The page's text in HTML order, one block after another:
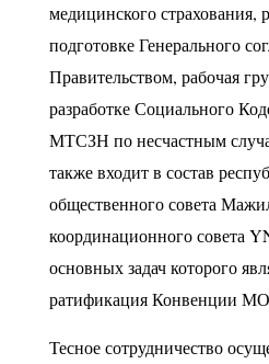
медицинского страхования,
подготовке Генерального
Правительством, рабочая
разработке Социального
МТСЗН по несчастным
также входит в состав
общественного совета
координационного совета
основных задач которого
ратификация Конвенции
Тесное сотрудничество